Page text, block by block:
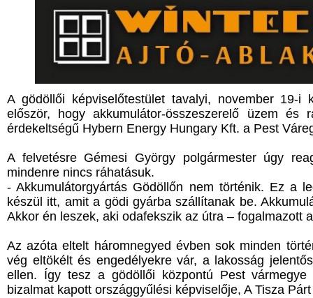
A gödöllői képviselőtestület tavalyi, november 19-i
először, hogy akkumulátor-összeszerelő üzem
érdekeltségű Hybern Energy Hungary Kft. a Pest
A felvetésre Gémesi György polgármester úgy
mindenre nincs ráhatásuk.
- Akkumulátorgyártás Gödöllőn nem történik. Ez a
készül itt, amit a gödi gyárba szállítanak be.
Akkor én leszek, aki odafekszik az útra – fogalmazott
Az azóta eltelt háromnegyed évben sok minden
vég eltökélt és engedélyekre vár, a lakosság
ellen. Így tesz a gödöllői központú Pest
bizalmat kapott országgyűlési képviselője, A Tisza